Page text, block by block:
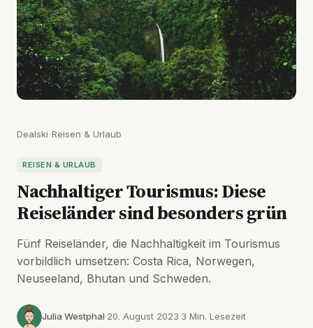
Dealski Reisen & Urlaub
REISEN & URLAUB
Nachhaltiger Tourismus: Diese
Reiseländer sind besonders grün
Fünf Reiseländer, die Nachhaltigkeit im Tourismus
vorbildlich umsetzen: Costa Rica, Norwegen,
Neuseeland, Bhutan und Schweden.
Julia Westphal 20. August 2023 3 Min. Lesezeit